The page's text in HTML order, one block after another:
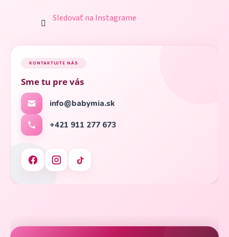
Sledovať na Instagrame
KONTAKTUJTE NÁS
Sme tu pre vás
info@babymia.sk
+421 911 277 673